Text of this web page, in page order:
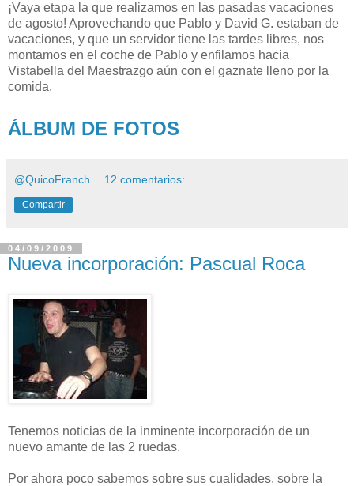
¡Vaya etapa la que realizamos en las pasadas vacaciones
de agosto! Aprovechando que Pablo y David G. estaban de
vacaciones, y que un servidor tiene las tardes libres, nos
montamos en el coche de Pablo y enfilamos hacia
Vistabella del Maestrazgo aún con el gaznate lleno por la
comida.
ÁLBUM DE FOTOS
@QuicoFranch 12 comentarios:
Compartir
04/09/2009
Nueva incorporación: Pascual Roca
Tenemos noticias de la inminente incorporación de un
nuevo amante de las 2 ruedas.
Por ahora poco sabemos sobre sus cualidades, sobre la